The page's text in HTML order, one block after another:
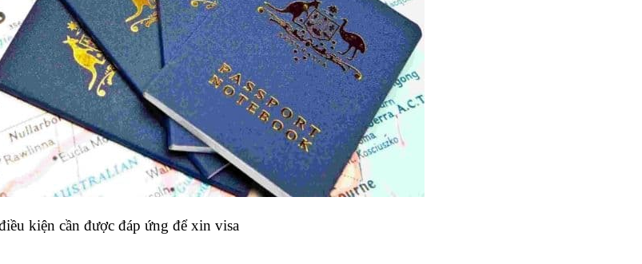
kiện cần được đáp ứng để xin visa